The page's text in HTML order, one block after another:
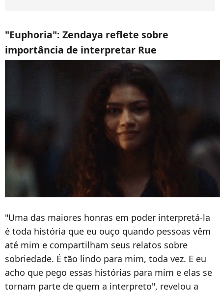
"Euphoria": Zendaya reflete sobre
importância de interpretar Rue
"Uma das maiores honras em poder interpretá-la
é toda história que eu ouço quando pessoas vêm
até mim e compartilham seus relatos sobre
sobriedade. É tão lindo para mim, toda vez. E eu
acho que pego essas histórias para mim e elas se
tornam parte de quem a interpreto", revelou a